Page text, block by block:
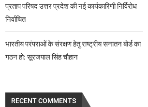
प्रताप परिषद उत्तर प्रदेश की नई कार्यकारिणी निर्विरोध
निर्वाचित
भारतीय परंपराओं के संरक्षण हेतु राष्ट्रीय सनातन बोर्ड का
गठन हो: सूरजपाल सिंह चौहान
RECENT COMMENTS